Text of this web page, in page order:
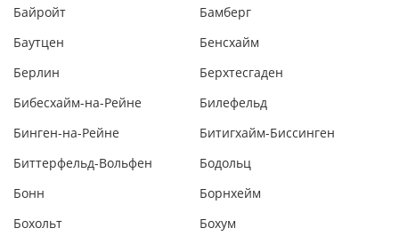
Байройт
Бамберг
Баутцен
Бенсхайм
Берлин
Берхтесгаден
Бибесхайм-на-Рейне
Билефельд
Бинген-на-Рейне
Битигхайм-Биссинген
Биттерфельд-Вольфен
Бодольц
Бонн
Борнхейм
Бохольт
Бохум